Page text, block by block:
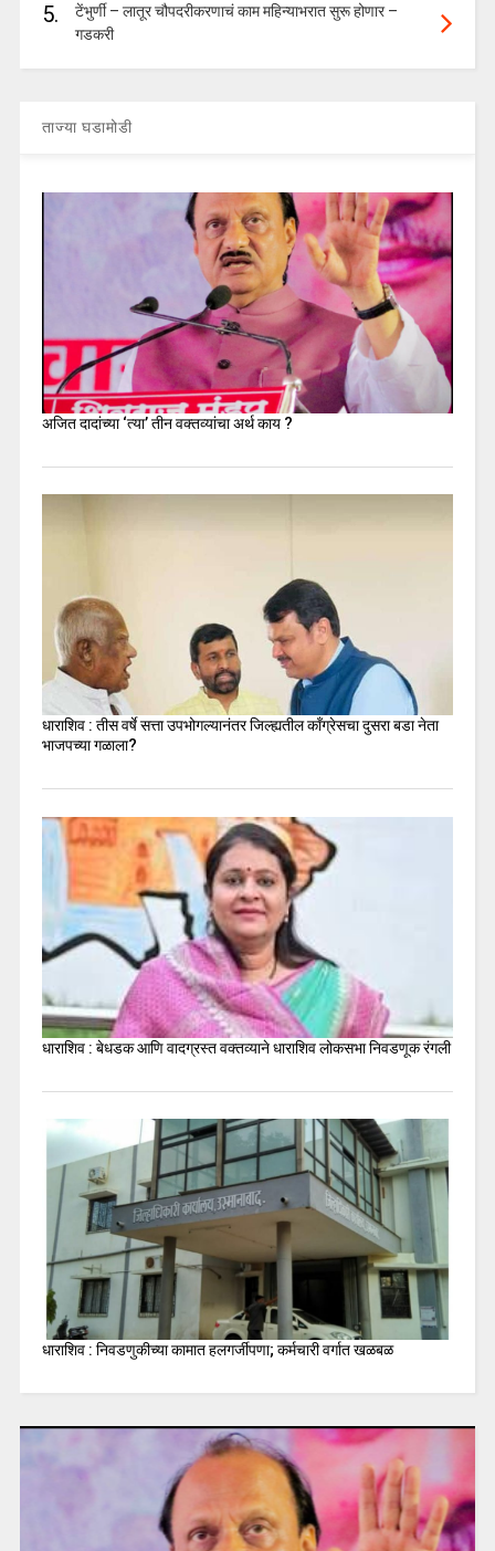
5.
टेंभुर्णी – लातूर चौपदरीकरणाचं काम महिन्याभरात सुरू होणार –
गडकरी
ताज्या घडामोडी
अजित दादांच्या ‘त्या’ तीन वक्तव्यांचा अर्थ काय ?
धाराशिव : तीस वर्षे सत्ता उपभोगल्यानंतर जिल्ह्यतील कॉंग्रेसचा दुसरा बडा नेता
भाजपच्या गळाला?
धाराशिव : बेधडक आणि वादग्रस्त वक्तव्याने धाराशिव लोकसभा निवडणूक रंगली
धाराशिव : निवडणुकीच्या कामात हलगर्जीपणा; कर्मचारी वर्गात खळबळ